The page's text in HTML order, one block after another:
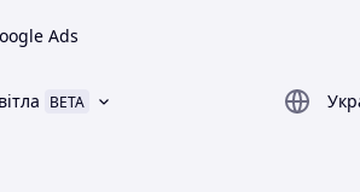
Ads
BETA